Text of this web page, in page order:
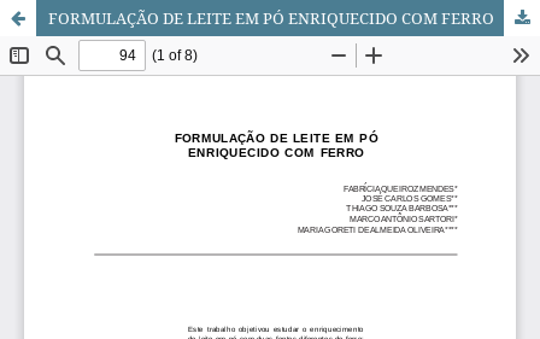
FORMULAÇÃO DE LEITE EM PÓ ENRIQUECIDO COM FERRO